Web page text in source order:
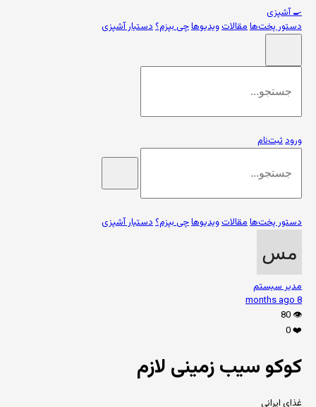
🍳آشپزی
دستور پخت‌هامقالاتویدیوهاچی بپزم؟دستیار آشپزی
ورودثبت‌نام
دستور پخت‌هامقالاتویدیوهاچی بپزم؟دستیار آشپزی
مدیر سیستم
8 months ago
👁️
80
❤️
0
کوکو سیب زمینی لازم
غذای ایرانی